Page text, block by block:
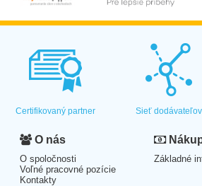
Certifikovaný partner Sieť dodávateľov
O nás
O spoločnosti
Voľné pracovné pozície
Kontakty
Základné